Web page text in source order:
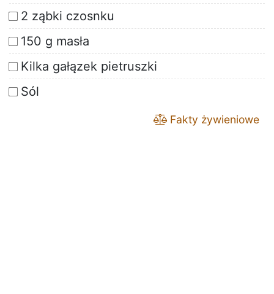
2 ząbki czosnku
150 g masła
Kilka gałązek pietruszki
Sól
Fakty żywieniowe